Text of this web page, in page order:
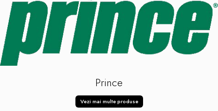
Prince
Vezi mai multe produse